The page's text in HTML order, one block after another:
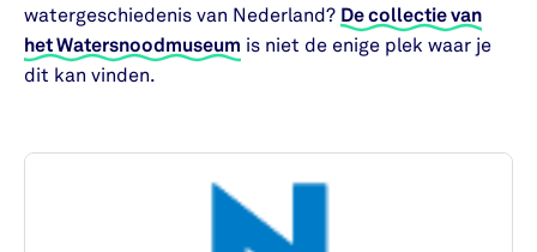
watergeschiedenis van Nederland? De collectie van
het Watersnoodmuseum is niet de enige plek waar je
dit kan vinden.